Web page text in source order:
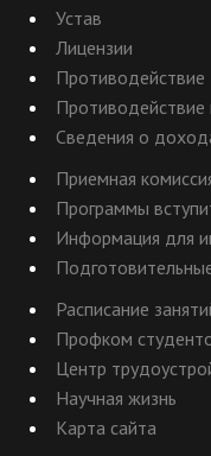
Устав
Лицензии
Противодействие
Противодействие
Сведения о
Приемная
Программы
Информация для
Расписание
Профком
Центр
Научная жизнь
Карта сайта